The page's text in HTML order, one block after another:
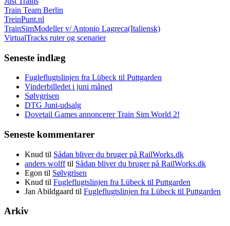
Train Team Berlin
TreinPunt.nl
TrainSimModeller v/ Antonio Lagreca(Italiensk)
VirtualTracks ruter og scenarier
Seneste indlæg
Fugleflugtslinjen fra Lübeck til Puttgarden
Vinderbilledet i juni måned
Sølvgrisen
DTG Juni-udsalg
Dovetail Games annoncerer Train Sim World 2!
Seneste kommentarer
Knud til Sådan bliver du bruger på RailWorks.dk
anders wolfftil Sådan bliver du bruger på RailWorks.dk
Egon til Sølvgrisen
Knud til Fugleflugtslinjen fra Lübeck til Puttgarden
Jan Abildgaard til Fugleflugtslinjen fra Lübeck til Puttgarden
Arkiv